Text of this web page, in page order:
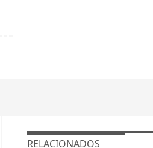
RELACIONADOS